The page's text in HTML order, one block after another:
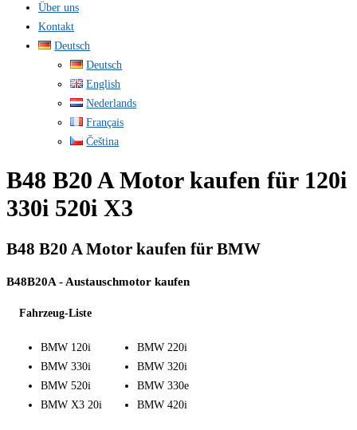
Über uns
Kontakt
Deutsch
Deutsch
English
Nederlands
Français
Čeština
B48 B20 A Motor kaufen für 120i
330i 520i X3
B48 B20 A Motor kaufen für BMW
B48B20A - Austauschmotor kaufen
Fahrzeug-Liste
BMW 120i
BMW 330i
BMW 520i
BMW X3 20i
BMW 220i
BMW 320i
BMW 330e
BMW 420i